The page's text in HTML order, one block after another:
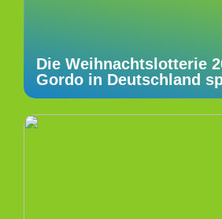
Die Weihnachtslotterie
Gordo in Deutschland